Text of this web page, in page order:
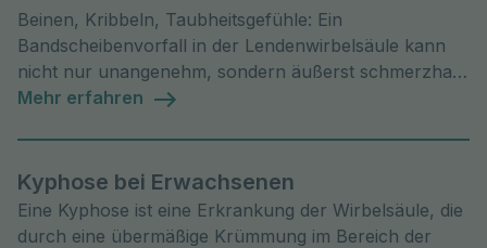
Beinen, Kribbeln, Taubheitsgefühle: Ein
Bandscheibenvorfall in der Lendenwirbelsäule kann
nicht nur unangenehm, sondern äußerst schmerzhaft
sein. Hier erfahren Sie, wie wir Ihnen helfen können!
Mehr erfahren
Kyphose bei Erwachsenen
Eine Kyphose ist eine Erkrankung der Wirbelsäule, die
durch eine übermäßige Krümmung im Bereich der